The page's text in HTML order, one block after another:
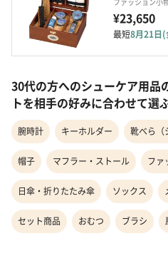
¥23,650
最短8月21日(
30代の方へのシューケア用品
トを相手の好みに合わせて選
腕時計 キーホルダー 靴べら（
帽子 マフラー・ストール ファ
日傘・折りたたみ傘 ソックス
セット商品 おむつ ブラシ